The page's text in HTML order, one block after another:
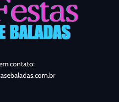
contato: